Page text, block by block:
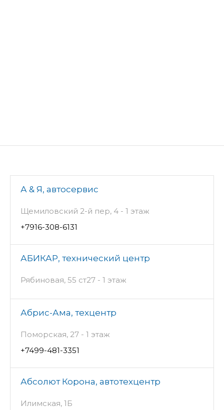
А & Я, автосервис
Щемиловский 2-й пер, 4 - 1 этаж
+7916-308-6131
АБИКАР, технический центр
Рябиновая, 55 ст27 - 1 этаж
Абрис-Ама, техцентр
Поморская, 27 - 1 этаж
+7499-481-3351
Абсолют Корона, автотехцентр
Илимская, 1Б